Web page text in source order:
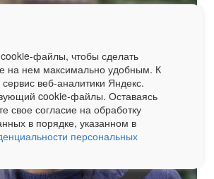
файлы, чтобы сделать
на нем максимально удобным. К
веб-аналитики Яндекс.
cookie-файлы. Оставаясь
свое согласие на обработку
в порядке, указанном в
персональных